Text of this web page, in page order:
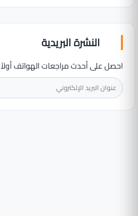
النشرة البريدية
احصل على أحدث مراجعات الهواتف أولاً